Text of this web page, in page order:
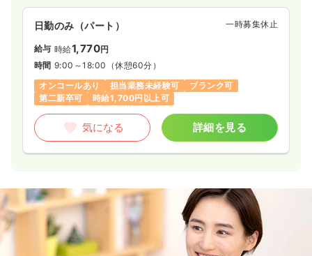
日勤のみ（パート） 一時募集休止
給与 時給1,770円
時間 9:00～18:00 （休憩60分）
オンコールあり
担当業務未経験可
ブランク可
第二新卒可
時給1,700円以上可
気になる 詳細を見る